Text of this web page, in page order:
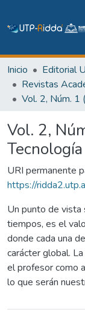
Inicio
Revistas
Vol. 2,
URI permanente
https://
Un punto de vista
tiempos, es el
donde cada una
carácter global.
el profesor como
lo que serán